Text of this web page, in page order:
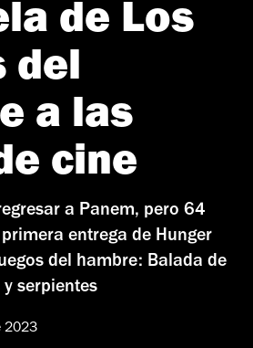
de Los
del
a las
cine
a Panem, pero 64
entrega de Hunger
del hambre: Balada de
serpientes
2023